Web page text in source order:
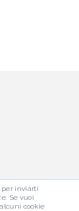
per inviarti
Se vuoi
cookie